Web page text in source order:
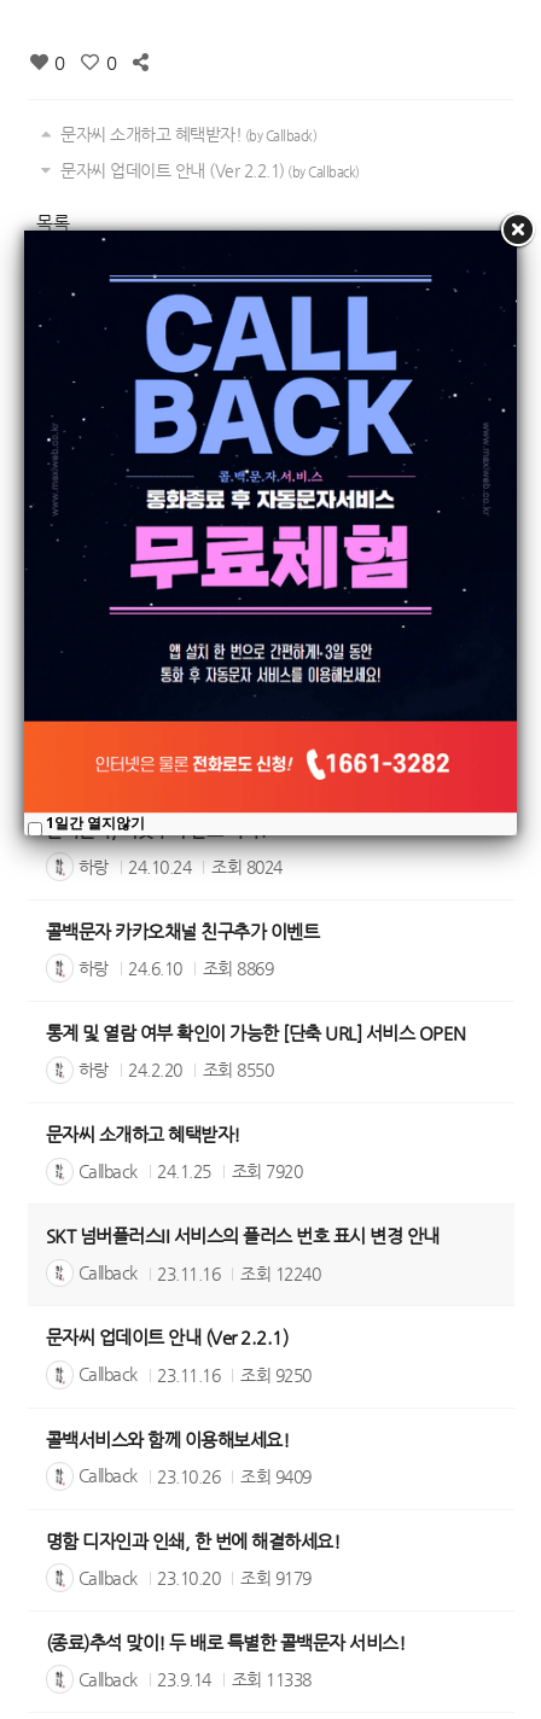
0 0
문자씨 소개하고 혜택받자! (by Callback)
문자씨 업데이트 안내 (Ver 2.2.1) (by Callback)
목록
검색
24.3.27 조회19323
9,800원으로 모바일 홈페이지를 완성하세요!
하랑 25.6.11 조회6185
콜백문자, 이것부터 알고 가자!
하랑 24.10.24 조회 8024
콜백문자 카카오채널 친구추가 이벤트
하랑 24.6.10 조회 8869
통계 및 열람 여부 확인이 가능한 [단축 URL] 서비스 OPEN
하랑 24.2.20 조회 8550
문자씨 소개하고 혜택받자!
Callback 24.1.25 조회 7920
SKT 넘버플러스II 서비스의 플러스 번호 표시 변경 안내
Callback 23.11.16 조회 12240
문자씨 업데이트 안내 (Ver 2.2.1)
Callback 23.11.16 조회 9250
콜백서비스와 함께 이용해보세요!
Callback 23.10.26 조회 9409
명함 디자인과 인쇄, 한 번에 해결하세요!
Callback 23.10.20 조회 9179
(종료)추석 맞이! 두 배로 특별한 콜백문자 서비스!
Callback 23.9.14 조회 11338
1일간 열지않기